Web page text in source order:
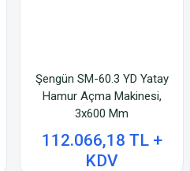
Şengün SM-60.3 YD Yatay
Hamur Açma Makinesi,
3x600 Mm
112.066,18 TL +
KDV